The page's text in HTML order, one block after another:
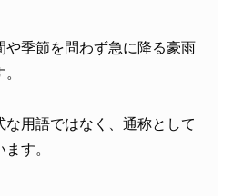
や季節を問わず急に降る豪雨
な用語ではなく、通称として
す。